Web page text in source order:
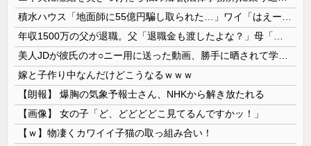
嫁と子作り中なんだけどこうなるｗｗｗ
【朗報】 爆胸の気象予報士さん、NHKから解き放たれる
【画像】 女の子「ど、どどどどこ見てるんですかッ！」
【ｗ】物凄くカワイイ子猫の取っ組み合い！